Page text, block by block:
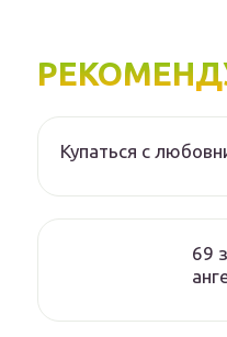
Купаться с
69